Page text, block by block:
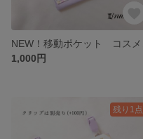
1,000円
残り1点